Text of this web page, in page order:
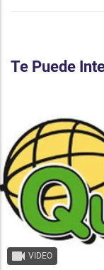
Te Puede
VIDEO